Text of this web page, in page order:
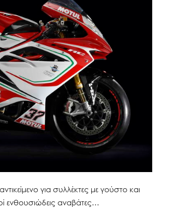
για συλλέκτες με γούστο και
ενθουσιώδεις αναβάτες…